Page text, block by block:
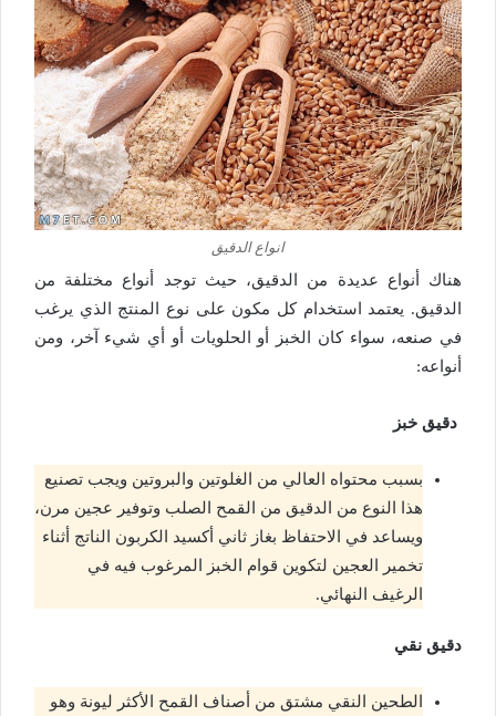
انواع الدقيق
هناك أنواع عديدة من الدقيق، حيث توجد أنواع مختلفة من
الدقيق. يعتمد استخدام كل مكون على نوع المنتج الذي يرغب
في صنعه، سواء كان الخبز أو الحلويات أو أي شيء آخر، ومن
أنواعه:
دقيق خبز
بسبب محتواه العالي من الغلوتين والبروتين ويجب تصنيع
هذا النوع من الدقيق من القمح الصلب وتوفير عجين مرن،
ويساعد في الاحتفاظ بغاز ثاني أكسيد الكربون الناتج أثناء
تخمير العجين لتكوين قوام الخبز المرغوب فيه في
الرغيف النهائي.
دقيق نقي
الطحين النقي مشتق من أصناف القمح الأكثر ليونة وهو